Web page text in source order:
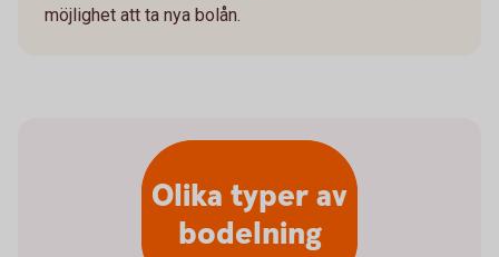
möjlighet att ta nya bolån.
Olika typer av
bodelning